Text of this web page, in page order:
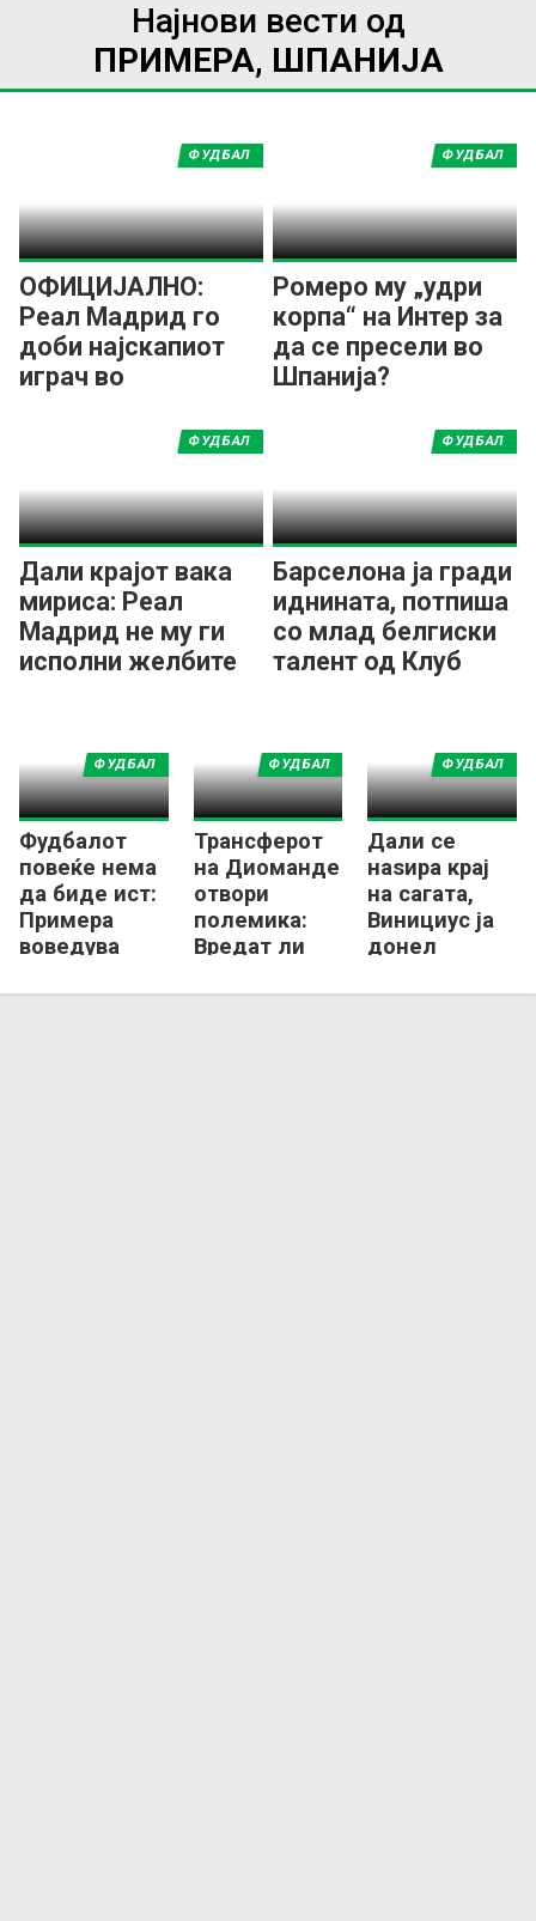
Најнови вести од
ПРИМЕРА, ШПАНИЈА
ОФИЦИЈАЛНО:
Реал Мадрид го
доби најскапиот
играч во
ФУДБАЛ
Ромеро му „удри
корпа“ на Интер за
да се пресели во
Шпанија?
ФУДБАЛ
Дали крајот вака
мириса: Реал
Мадрид не му ги
исполни желбите
ФУДБАЛ
Барселона ја гради
иднината, потпиша
со млад белгиски
талент од Клуб
ФУДБАЛ
Фудбалот
повеќе нема
да биде ист:
Примера
воведува
за ВАР
ФУДБАЛ
Трансферот
на Диоманде
отвори
полемика:
Вредат ли
толку многу
ФУДБАЛ
Дали се
наѕира крај
на сагата,
Винициус ја
донел
одлука!?
ФУДБАЛ